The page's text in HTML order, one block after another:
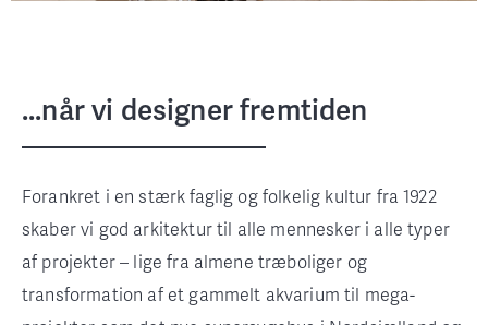
...når vi designer fremtiden
Forankret i en stærk faglig og folkelig kultur fra 1922
skaber vi god arkitektur til alle mennesker i alle typer
af projekter – lige fra almene træboliger og
transformation af et gammelt akvarium til mega-